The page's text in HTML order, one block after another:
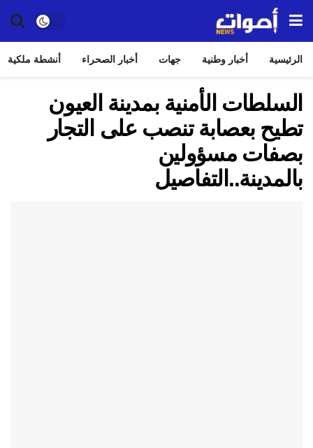
الرئيسية أخبار وطنية جهات أخبار الصحراء أنشطة ملكية
السلطات الأمنية بمدينة العيون
تطيح بعصابة تنصب على التجار
بصفات مسؤولين
بالمدينة..التفاصيل